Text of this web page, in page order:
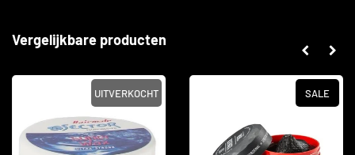
Vergelijkbare producten
UITVERKOCHT SALE